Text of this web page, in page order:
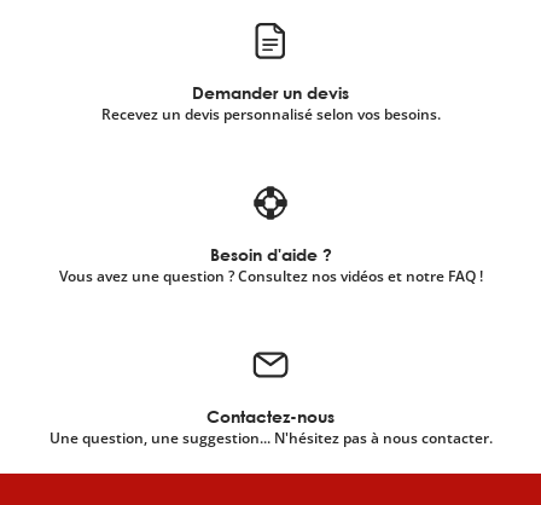
Demander un devis
Recevez un devis personnalisé selon vos besoins.
Besoin d'aide ?
Vous avez une question ? Consultez nos vidéos et notre FAQ !
Contactez-nous
Une question, une suggestion... N'hésitez pas à nous contacter.